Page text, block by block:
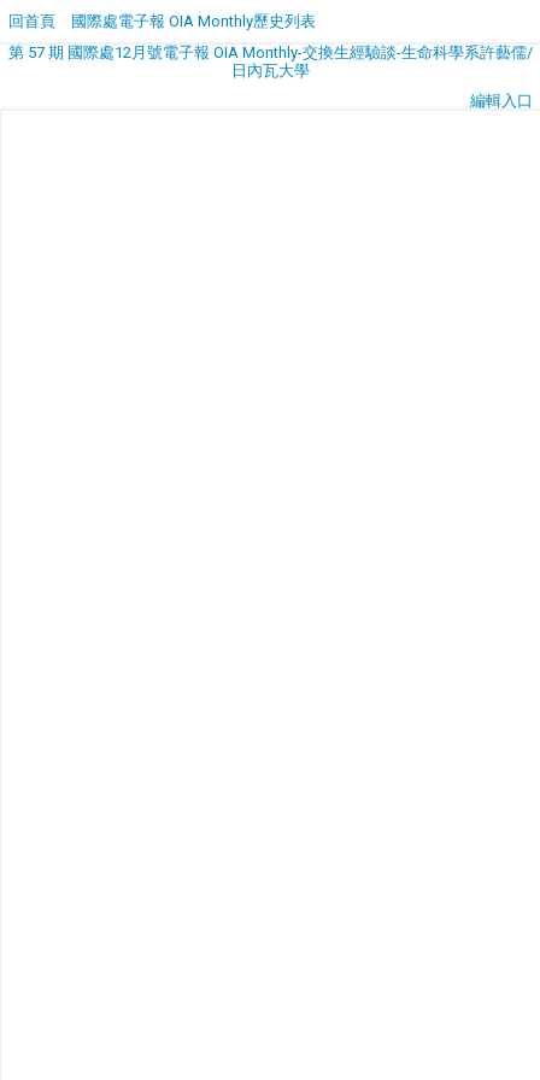
回首頁
國際處電子報 OIA Monthly歷史列表
第 57 期 國際處12月號電子報 OIA Monthly-交換生經驗談-生命科學系許藝儒/
日內瓦大學
編輯入口